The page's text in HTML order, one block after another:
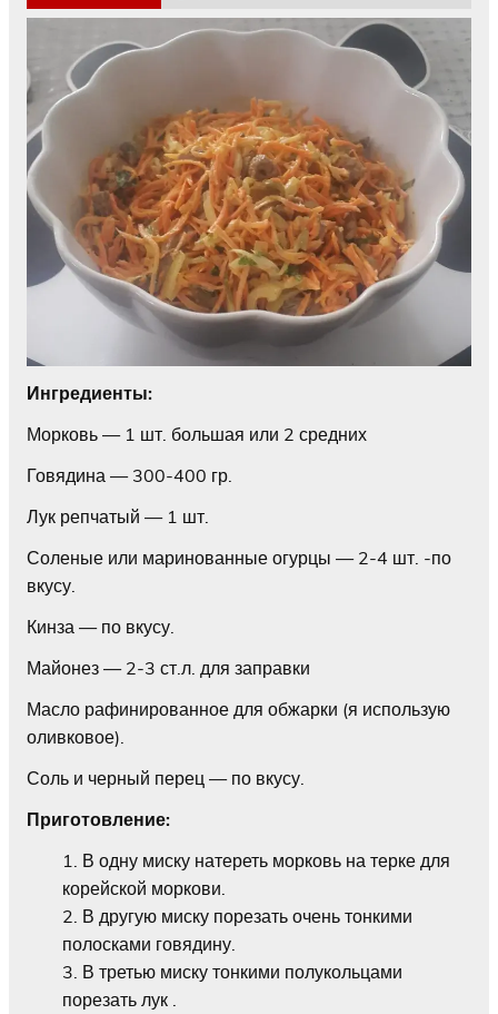
Ингредиенты:
Морковь — 1 шт. большая или 2 средних
Говядина — 300-400 гр.
Лук репчатый — 1 шт.
Соленые или маринованные огурцы — 2-4 шт. -по
вкусу.
Кинза — по вкусу.
Майонез — 2-3 ст.л. для заправки
Масло рафинированное для обжарки (я использую
оливковое).
Соль и черный перец — по вкусу.
Приготовление:
В одну миску натереть морковь на терке для
корейской моркови.
В другую миску порезать очень тонкими
полосками говядину.
В третью миску тонкими полукольцами
порезать лук .